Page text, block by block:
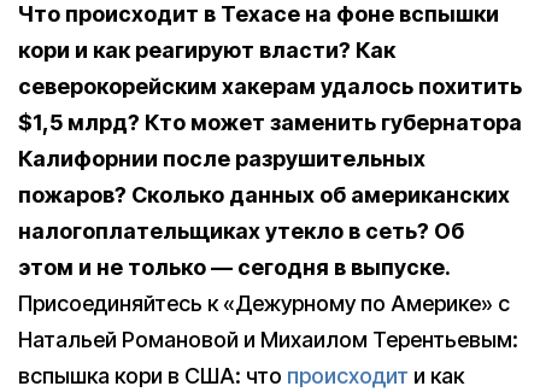
Что происходит в Техасе на фоне вспышки
кори и как реагируют власти? Как
северокорейским хакерам удалось похитить
$1,5 млрд? Кто может заменить губернатора
Калифорнии после разрушительных
пожаров? Сколько данных об американских
налогоплательщиках утекло в сеть? Об
этом и не только — сегодня в выпуске.
Присоединяйтесь к «Дежурному по Америке» с
Натальей Романовой и Михаилом Терентьевым:
вспышка кори в США: что происходит и как